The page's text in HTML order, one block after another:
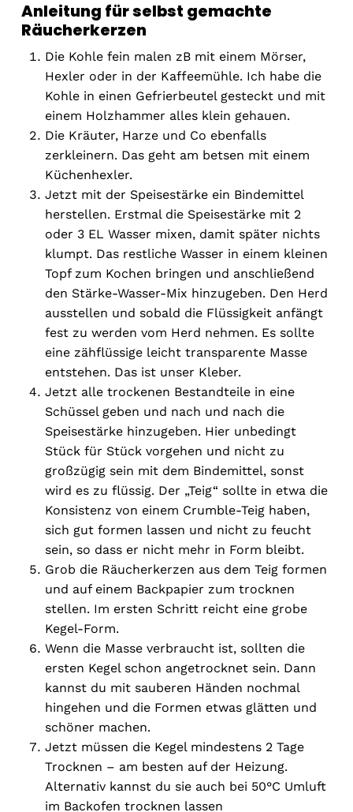
Anleitung für selbst gemachte
Räucherkerzen
Die Kohle fein malen zB mit einem Mörser,
Hexler oder in der Kaffeemühle. Ich habe die
Kohle in einen Gefrierbeutel gesteckt und mit
einem Holzhammer alles klein gehauen.
Die Kräuter, Harze und Co ebenfalls
zerkleinern. Das geht am betsen mit einem
Küchenhexler.
Jetzt mit der Speisestärke ein Bindemittel
herstellen. Erstmal die Speisestärke mit 2
oder 3 EL Wasser mixen, damit später nichts
klumpt. Das restliche Wasser in einem kleinen
Topf zum Kochen bringen und anschließend
den Stärke-Wasser-Mix hinzugeben. Den Herd
ausstellen und sobald die Flüssigkeit anfängt
fest zu werden vom Herd nehmen. Es sollte
eine zähflüssige leicht transparente Masse
entstehen. Das ist unser Kleber.
Jetzt alle trockenen Bestandteile in eine
Schüssel geben und nach und nach die
Speisestärke hinzugeben. Hier unbedingt
Stück für Stück vorgehen und nicht zu
großzügig sein mit dem Bindemittel, sonst
wird es zu flüssig. Der „Teig“ sollte in etwa die
Konsistenz von einem Crumble-Teig haben,
sich gut formen lassen und nicht zu feucht
sein, so dass er nicht mehr in Form bleibt.
Grob die Räucherkerzen aus dem Teig formen
und auf einem Backpapier zum trocknen
stellen. Im ersten Schritt reicht eine grobe
Kegel-Form.
Wenn die Masse verbraucht ist, sollten die
ersten Kegel schon angetrocknet sein. Dann
kannst du mit sauberen Händen nochmal
hingehen und die Formen etwas glätten und
schöner machen.
Jetzt müssen die Kegel mindestens 2 Tage
Trocknen – am besten auf der Heizung.
Alternativ kannst du sie auch bei 50°C Umluft
im Backofen trocknen lassen